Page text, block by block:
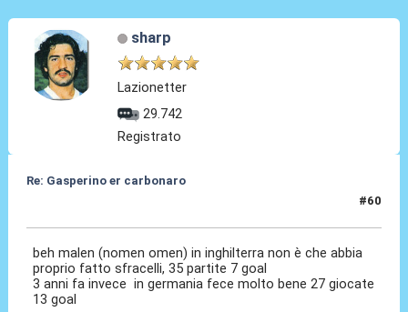
sharp
Lazionetter
29.742
Registrato
Re: Gasperino er carbonaro
#60
beh malen (nomen omen) in inghilterra non è che abbia
proprio fatto sfracelli, 35 partite 7 goal
3 anni fa invece in germania fece molto bene 27 giocate
13 goal